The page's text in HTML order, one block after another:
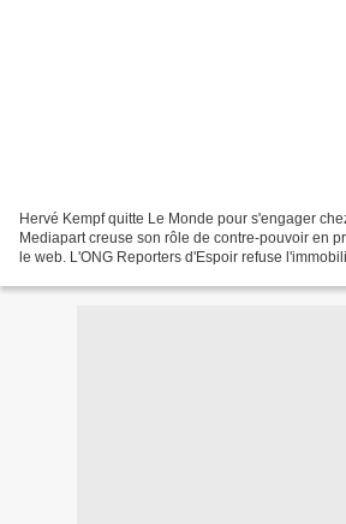
Hervé Kempf quitte Le Monde pour s'engager
Mediapart creuse son rôle de contre-pouvoir en
le web. L'ONG Reporters d'Espoir refuse